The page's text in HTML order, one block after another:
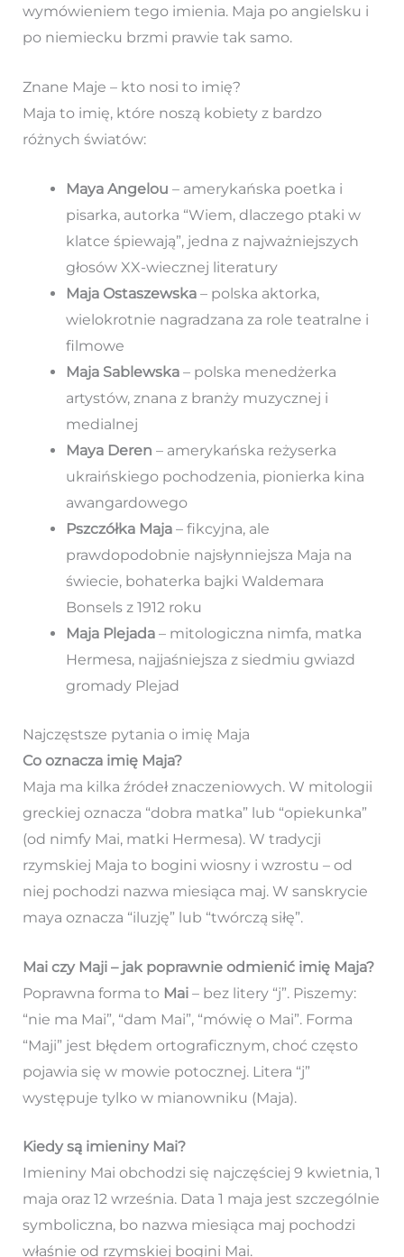
wymówieniem tego imienia. Maja po angielsku i
po niemiecku brzmi prawie tak samo.
Znane Maje – kto nosi to imię?
Maja to imię, które noszą kobiety z bardzo
różnych światów:
Maya Angelou – amerykańska poetka i
pisarka, autorka “Wiem, dlaczego ptaki w
klatce śpiewają”, jedna z najważniejszych
głosów XX-wiecznej literatury
Maja Ostaszewska– polska aktorka,
wielokrotnie nagradzana za role teatralne i
filmowe
Maja Sablewska– polska menedżerka
artystów, znana z branży muzycznej i
medialnej
Maya Deren – amerykańska reżyserka
ukraińskiego pochodzenia, pionierka kina
awangardowego
Pszczółka Maja– fikcyjna, ale
prawdopodobnie najsłynniejsza Maja na
świecie, bohaterka bajki Waldemara
Bonsels z 1912 roku
Maja Plejada– mitologiczna nimfa, matka
Hermesa, najjaśniejsza z siedmiu gwiazd
gromady Plejad
Najczęstsze pytania o imię Maja
Co oznacza imię Maja?
Maja ma kilka źródeł znaczeniowych. W mitologii
greckiej oznacza “dobra matka” lub “opiekunka”
(od nimfy Mai, matki Hermesa). W tradycji
rzymskiej Maja to bogini wiosny i wzrostu – od
niej pochodzi nazwa miesiąca maj. W sanskrycie
maya oznacza “iluzję” lub “twórczą siłę”.
Mai czy Maji – jak poprawnie odmienić imię Maja?
Poprawna forma to Mai– bez litery “j”. Piszemy:
“nie ma Mai”, “dam Mai”, “mówię o Mai”. Forma
“Maji” jest błędem ortograficznym, choć często
pojawia się w mowie potocznej. Litera “j”
występuje tylko w mianowniku (Maja).
Kiedy są imieniny Mai?
Imieniny Mai obchodzi się najczęściej 9 kwietnia, 1
maja oraz 12 września. Data 1 maja jest szczególnie
symboliczna, bo nazwa miesiąca maj pochodzi
właśnie od rzymskiej bogini Mai.